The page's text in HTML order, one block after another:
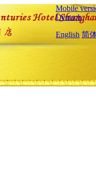
Mobile
Deutsch
English 简